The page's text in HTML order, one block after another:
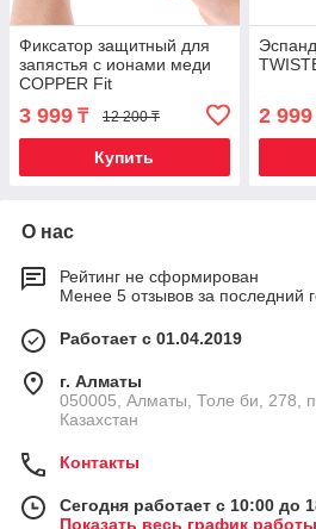
Фиксатор защитный для
запястья с ионами меди
COPPER Fit
3 999 ₸ 12 200 ₸
Купить
2 999
О нас
Рейтинг не сформирован
Менее 5 отзывов за последний
Работает с 01.04.2019
г. Алматы
050005, Алматы, Толе би, 278,
Казахстан
Контакты
Сегодня работает с 10:00 до
Показать весь график работы